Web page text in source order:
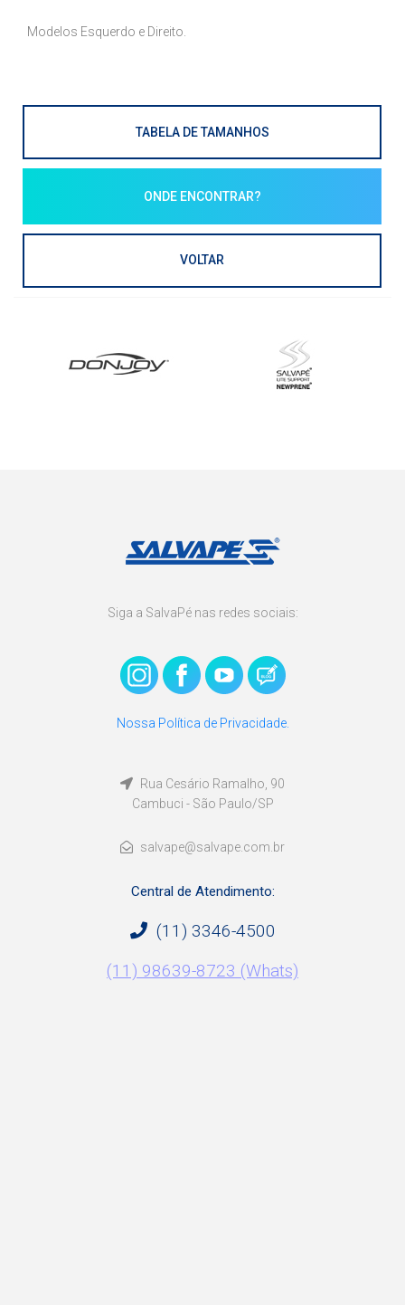
Modelos Esquerdo e Direito.
TABELA DE TAMANHOS
ONDE ENCONTRAR?
VOLTAR
Siga a SalvaPé nas redes sociais:
Nossa Política de Privacidade.
Rua Cesário Ramalho, 90
Cambuci - São Paulo/SP
salvape@salvape.com.br
Central de Atendimento:
(11) 3346-4500
(11) 98639-8723 (Whats)